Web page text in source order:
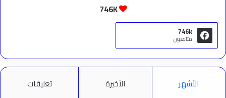
746K
746k
متابعون
الأشهر الأخيرة تعليقات